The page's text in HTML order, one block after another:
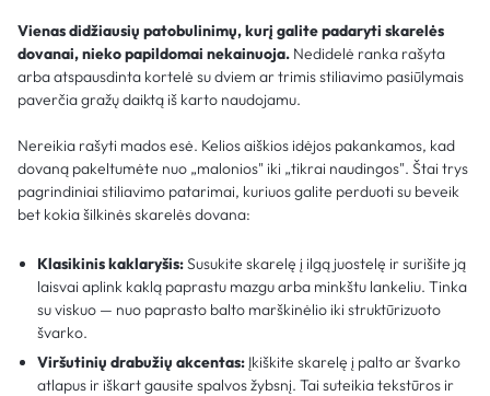
Vienas didžiausių patobulinimų, kurį galite padaryti skarelės
dovanai, nieko papildomai nekainuoja. Nedidelė ranka rašyta
arba atspausdinta kortelė su dviem ar trimis stiliavimo pasiūlymais
paverčia gražų daiktą iš karto naudojamu.
Nereikia rašyti mados esė. Kelios aiškios idėjos pakankamos, kad
dovaną pakeltumėte nuo „malonios" iki „tikrai naudingos". Štai trys
pagrindiniai stiliavimo patarimai, kuriuos galite perduoti su beveik
bet kokia šilkinės skarelės dovana:
Klasikinis kaklaryšis:Susukite skarelę į ilgą juostelę ir surišite ją
laisvai aplink kaklą paprastu mazgu arba minkštu lankeliu. Tinka
su viskuo — nuo paprasto balto marškinėlio iki struktūrizuoto
švarko.
Viršutinių drabužių akcentas: Įkiškite skarelę į palto ar švarko
atlapus ir iškart gausite spalvos žybsnį. Tai suteikia tekstūros ir